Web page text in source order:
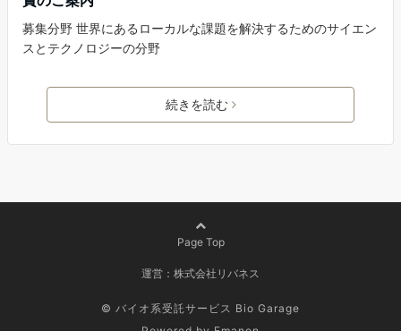
募集分野 世界にあるローカルな課題を解決するためのサイエン
スとテクノロジーの分野
続きを読む
Page Top
運営：株式会社リバネス
© バイオ系受託サービス Bio Garage